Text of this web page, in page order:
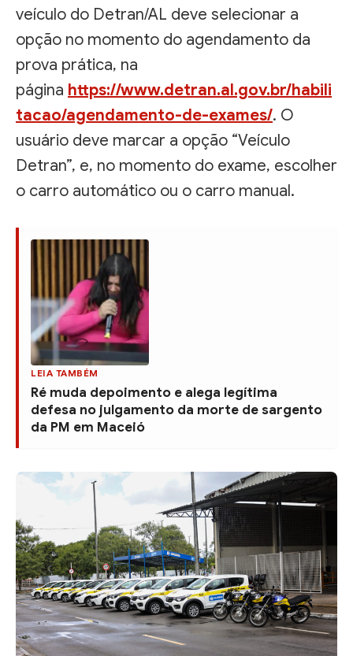
veículo do Detran/AL deve selecionar a
opção no momento do agendamento da
prova prática, na
página https://www.detran.al.gov.br/habili
tacao/agendamento-de-exames/. O
usuário deve marcar a opção “Veículo
Detran”, e, no momento do exame, escolher
o carro automático ou o carro manual.
LEIA TAMBÉM
Ré muda depoimento e alega legítima
defesa no julgamento da morte de sargento
da PM em Maceió